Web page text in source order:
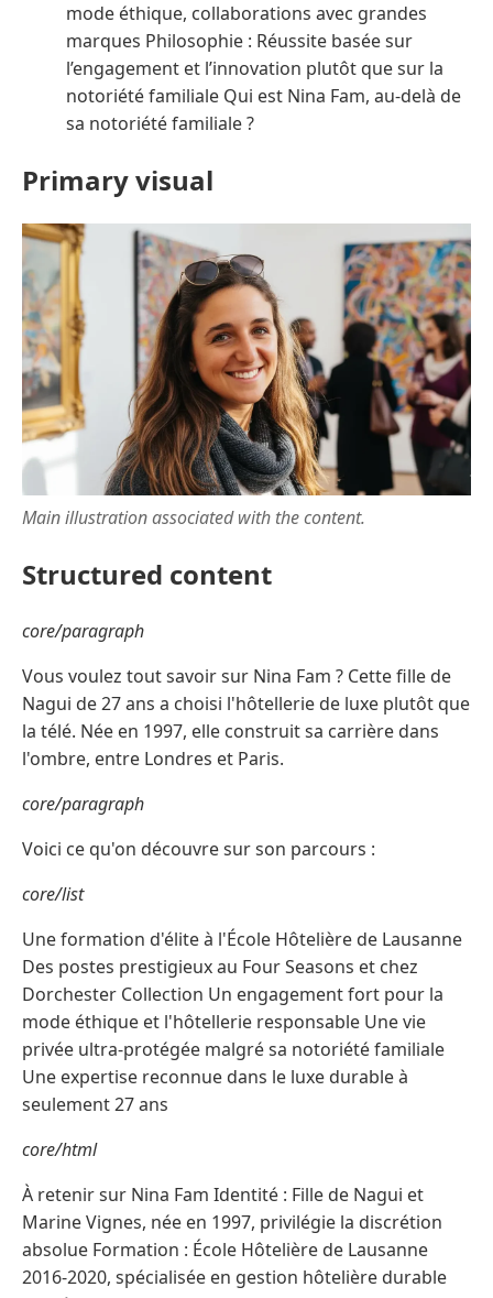
mode éthique, collaborations avec grandes
marques Philosophie : Réussite basée sur
l’engagement et l’innovation plutôt que sur la
notoriété familiale Qui est Nina Fam, au-delà de
sa notoriété familiale ?
Primary visual
Main illustration associated with the content.
Structured content
core/paragraph
Vous voulez tout savoir sur Nina Fam ? Cette fille de
Nagui de 27 ans a choisi l'hôtellerie de luxe plutôt que
la télé. Née en 1997, elle construit sa carrière dans
l'ombre, entre Londres et Paris.
core/paragraph
Voici ce qu'on découvre sur son parcours :
core/list
Une formation d'élite à l'École Hôtelière de Lausanne
Des postes prestigieux au Four Seasons et chez
Dorchester Collection Un engagement fort pour la
mode éthique et l'hôtellerie responsable Une vie
privée ultra-protégée malgré sa notoriété familiale
Une expertise reconnue dans le luxe durable à
seulement 27 ans
core/html
À retenir sur Nina Fam Identité : Fille de Nagui et
Marine Vignes, née en 1997, privilégie la discrétion
absolue Formation : École Hôtelière de Lausanne
2016-2020, spécialisée en gestion hôtelière durable